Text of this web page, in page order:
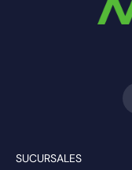
SUCURSALES